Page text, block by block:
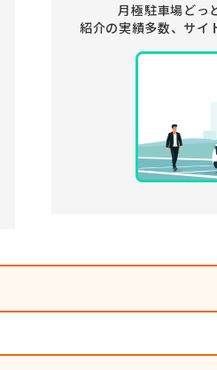
月極駐車場どっ
紹介の実績多数、サイ